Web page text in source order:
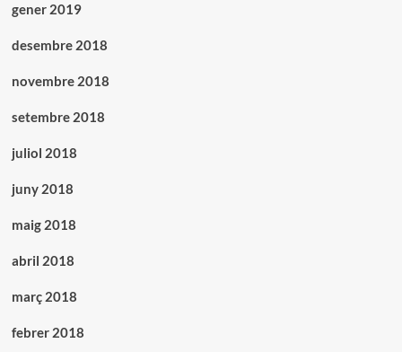
gener 2019
desembre 2018
novembre 2018
setembre 2018
juliol 2018
juny 2018
maig 2018
abril 2018
març 2018
febrer 2018